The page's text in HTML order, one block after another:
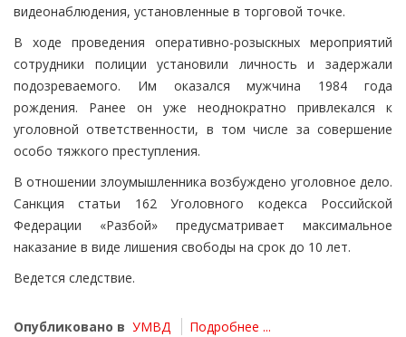
видеонаблюдения, установленные в торговой точке.
В ходе проведения оперативно-розыскных мероприятий
сотрудники полиции установили личность и задержали
подозреваемого. Им оказался мужчина 1984 года
рождения. Ранее он уже неоднократно привлекался к
уголовной ответственности, в том числе за совершение
особо тяжкого преступления.
В отношении злоумышленника возбуждено уголовное дело.
Санкция статьи 162 Уголовного кодекса Российской
Федерации «Разбой» предусматривает максимальное
наказание в виде лишения свободы на срок до 10 лет.
Ведется следствие.
Опубликовано в УМВД Подробнее ...